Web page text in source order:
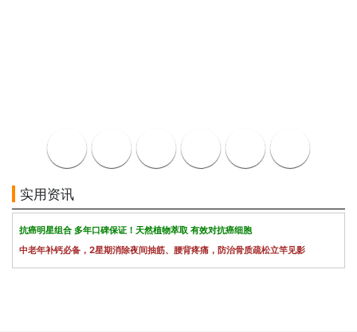
实用资讯
抗癌明星组合 多年口碑保证！天然植物萃取 有效对抗癌细胞
中老年补钙必备，2星期消除夜间抽筋、腰背疼痛，防治骨质疏松立竿见影